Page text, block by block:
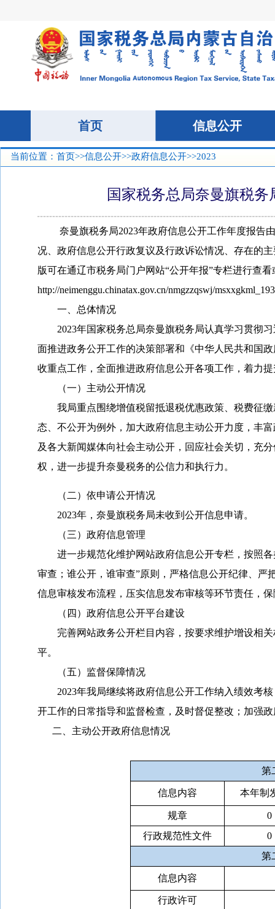
当前位置： 首页>>信息公开>>政府信息公开>>2023
国家税务总局奈曼旗税
奈曼旗税务局2023年政府信息公开工作年度报告
况、政府信息公开行政复议及行政诉讼情况、存在的
版可在通辽市税务局门户网站“公开年报”专栏进行查看
http://neimenggu.chinatax.gov.cn/nmgzzqswj/
一、总体情况
2023年国家税务总局奈曼旗税务局认真学习贯彻
面推进政务公开工作的决策部署和《中华人民共和国
收重点工作，全面推进政府信息公开各项工作，着力
（一）主动公开情况
我局重点围绕增值税留抵退税优惠政策、税费征缴
态、不公开为例外，加大政府信息主动公开力度，丰
及各大新闻媒体向社会主动公开，回应社会关切，充
权，进一步提升奈曼税务的公信力和执行力。
（二）依申请公开情况
2023年，奈曼旗税务局未收到公开信息申请。
（三）政府信息管理
进一步规范化维护网站政府信息公开专栏，按照各
审查；谁公开，谁审查”原则，严格信息公开纪律、
信息审核发布流程，压实信息发布审核等环节责任，
（四）政府信息公开平台建设
完善网站政务公开栏目内容，按要求维护增设相关
平。
（五）监督保障情况
2023年我局继续将政府信息公开工作纳入绩效考
开工作的日常指导和监督检查，及时督促整改；加强
二、主动公开政府信息情况
第
信息内容 本年制
规章
0
行政规范性文件
0
第
信息内容
行政许可